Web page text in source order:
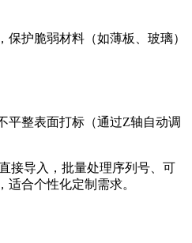
护脆弱材料（如薄板、玻璃）
平整表面打标（通过Z轴自动调
接导入，批量处理序列号、可
合个性化定制需求。